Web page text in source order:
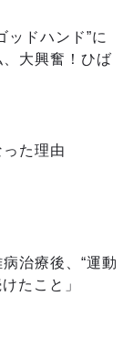
ッドハンド”に
大興奮！ひば
た理由
治療後、“運動
たこと」